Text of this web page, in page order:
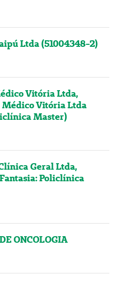
Ltda (51004348-2)
Vitória Ltda,
Médico Vitória Ltda
Master)
Geral Ltda,
Policlínica
ONCOLOGIA